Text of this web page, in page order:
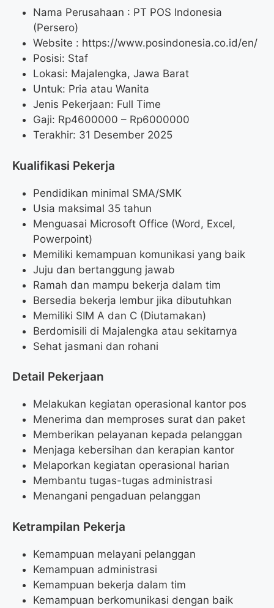
Nama Perusahaan : PT POS Indonesia
(Persero)
Website : https://www.posindonesia.co.id/en/
Posisi: Staf
Lokasi: Majalengka, Jawa Barat
Untuk: Pria atau Wanita
Jenis Pekerjaan: Full Time
Gaji: Rp4600000 – Rp6000000
Terakhir: 31 Desember 2025
Kualifikasi Pekerja
Pendidikan minimal SMA/SMK
Usia maksimal 35 tahun
Menguasai Microsoft Office (Word, Excel,
Powerpoint)
Memiliki kemampuan komunikasi yang baik
Juju dan bertanggung jawab
Ramah dan mampu bekerja dalam tim
Bersedia bekerja lembur jika dibutuhkan
Memiliki SIM A dan C (Diutamakan)
Berdomisili di Majalengka atau sekitarnya
Sehat jasmani dan rohani
Detail Pekerjaan
Melakukan kegiatan operasional kantor pos
Menerima dan memproses surat dan paket
Memberikan pelayanan kepada pelanggan
Menjaga kebersihan dan kerapian kantor
Melaporkan kegiatan operasional harian
Membantu tugas-tugas administrasi
Menangani pengaduan pelanggan
Ketrampilan Pekerja
Kemampuan melayani pelanggan
Kemampuan administrasi
Kemampuan bekerja dalam tim
Kemampuan berkomunikasi dengan baik